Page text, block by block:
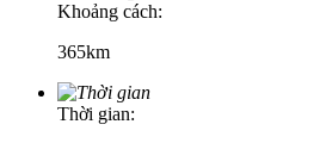
Khoảng cách:
365km
Thời gian: